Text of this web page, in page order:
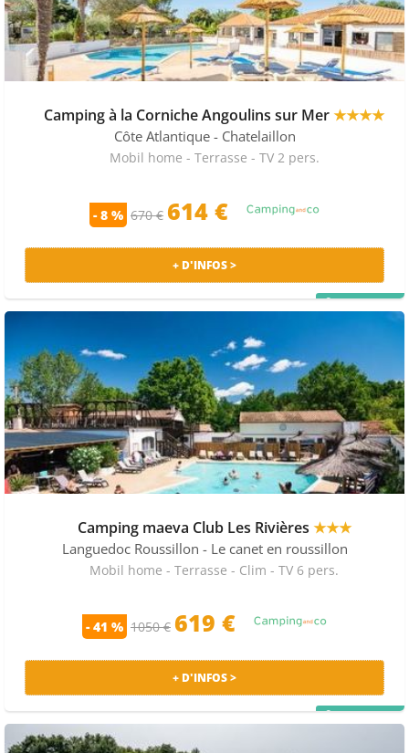
Camping à la Corniche Angoulins sur Mer★★★★
Côte Atlantique - Chatelaillon
Mobil home - Terrasse - TV 2 pers.
- 8 % 670 € 614 €
+ D'INFOS >
Camping maeva Club Les Rivières ★★★
Languedoc Roussillon - Le canet en roussillon
Mobil home - Terrasse - Clim - TV 6 pers.
- 41 % 1050 € 619 €
+ D'INFOS >